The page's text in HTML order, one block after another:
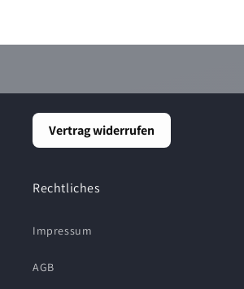
Vertrag widerrufen
Rechtliches
Impressum
AGB